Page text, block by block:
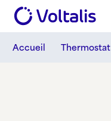
Aller au contenu
Skip to footer
Accueil Thermostat